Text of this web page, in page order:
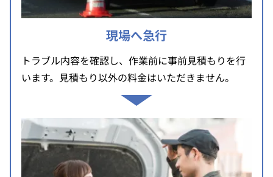
現場へ急行
トラブル内容を確認し、作業前に事前見積もりを行
います。見積もり以外の料金はいただきません。